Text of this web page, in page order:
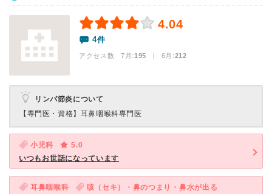
4.04
4件
アクセス数 7月:195 | 6月:212
リンパ節炎について
【専門医・資格】 耳鼻咽喉科専門医
小児科
5.0
いつもお世話になっています
耳鼻咽喉科
咳（セキ）・鼻のつまり・鼻水が出る